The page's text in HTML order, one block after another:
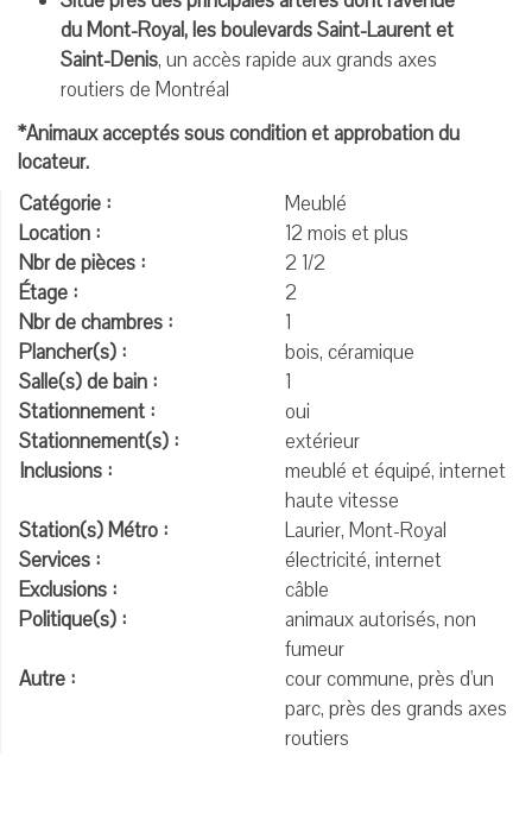
du Mont-Royal, les boulevards Saint-Laurent et
Saint-Denis, un accès rapide aux grands axes
routiers de Montréal
*Animaux acceptés sous condition et approbation du
locateur.
Catégorie :
Meublé
Location :
12 mois et plus
Nbr de pièces :
2 1/2
Étage :
2
Nbr de chambres :
1
Plancher(s) :
bois, céramique
Salle(s) de bain :
1
Stationnement :
oui
Stationnement(s) :
extérieur
Inclusions :
meublé et équipé, internet
haute vitesse
Station(s) Métro :
Laurier, Mont-Royal
Services :
électricité, internet
Exclusions :
câble
Politique(s) :
animaux autorisés, non
fumeur
Autre :
cour commune, près d'un
parc, près des grands axes
routiers